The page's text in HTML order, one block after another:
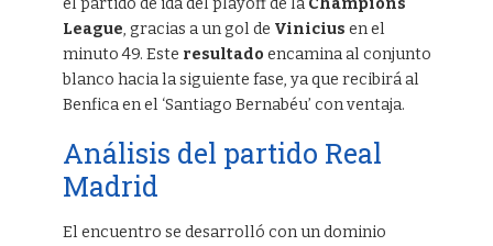
el partido de ida del playoff de la Champions
League, gracias a un gol de Vinicius en el
minuto 49. Este resultado encamina al conjunto
blanco hacia la siguiente fase, ya que recibirá al
Benfica en el ‘Santiago Bernabéu’ con ventaja.
Análisis del partido Real
Madrid
El encuentro se desarrolló con un dominio